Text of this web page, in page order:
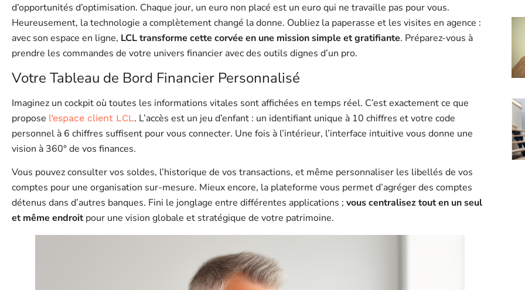
d’opportunités d’optimisation. Chaque jour, un euro non placé est un euro qui ne travaille pas pour vous.
Heureusement, la technologie a complètement changé la donne. Oubliez la paperasse et les visites en agence :
avec son espace en ligne, LCL transforme cette corvée en une mission simple et gratifiante. Préparez-vous à
prendre les commandes de votre univers financier avec des outils dignes d’un pro.
Votre Tableau de Bord Financier Personnalisé
Imaginez un cockpit où toutes les informations vitales sont affichées en temps réel. C’est exactement ce que
propose l’espace client LCL. L’accès est un jeu d’enfant : un identifiant unique à 10 chiffres et votre code
personnel à 6 chiffres suffisent pour vous connecter. Une fois à l’intérieur, l’interface intuitive vous donne une
vision à 360° de vos finances.
Vous pouvez consulter vos soldes, l’historique de vos transactions, et même personnaliser les libellés de vos
comptes pour une organisation sur-mesure. Mieux encore, la plateforme vous permet d’agréger des comptes
détenus dans d’autres banques. Fini le jonglage entre différentes applications ; vous centralisez tout en un seul
et même endroitpour une vision globale et stratégique de votre patrimoine.